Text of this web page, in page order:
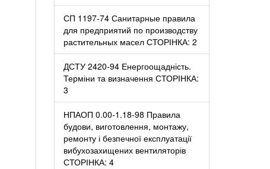
СП 1197-74 Санитарные правила
для предприятий по производству
растительных масел СТОРІНКА: 2
ДСТУ 2420-94 Енергоощадність.
Терміни та визначення СТОРІНКА:
3
НПАОП 0.00-1.18-98 Правила
будови, виготовлення, монтажу,
ремонту і безпечної експлуатації
вибухозахищених вентиляторів
СТОРІНКА: 4